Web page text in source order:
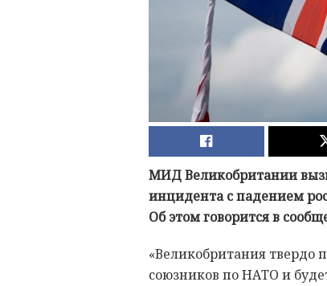
МИД Великобритании
инцидента с падением
Об этом говорится в
«Великобритания
союзников по НАТО и